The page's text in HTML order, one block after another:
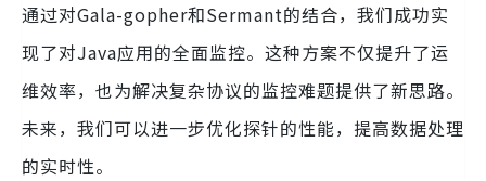
通过对Gala-gopher和Sermant的结合，我们成功实
现了对Java应用的全面监控。这种方案不仅提升了运
维效率，也为解决复杂协议的监控难题提供了新思路。
未来，我们可以进一步优化探针的性能，提高数据处理
的实时性。